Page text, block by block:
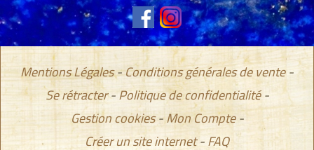
Mentions Légales Conditions générales de vente
Se rétracter Politique de confidentialité
Gestion cookies Mon Compte
Créer un site internet FAQ